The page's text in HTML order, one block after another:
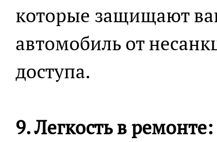
которые защищают
автомобиль от
доступа.
9. Легкость в ремонте: